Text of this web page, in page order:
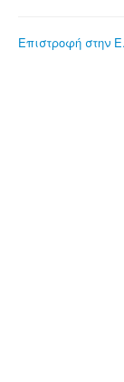
Επιστροφή στην